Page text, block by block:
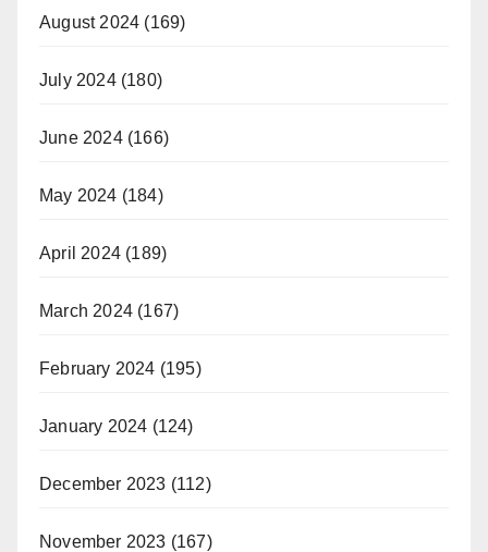
August 2024 (169)
July 2024(180)
June 2024(166)
May 2024 (184)
April 2024 (189)
March 2024 (167)
February 2024 (195)
January 2024 (124)
December 2023 (112)
November 2023 (167)